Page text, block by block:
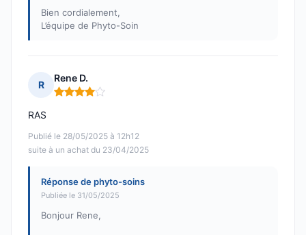
Bien cordialement,
L’équipe de Phyto-Soin
R
Rene D.
Note : 4 sur 5
Publié le 28/05/2025 à 12h12
suite à un achat du 23/04/2025
RAS
Réponse de phyto-soins
Publiée le 31/05/2025
Bonjour Rene,